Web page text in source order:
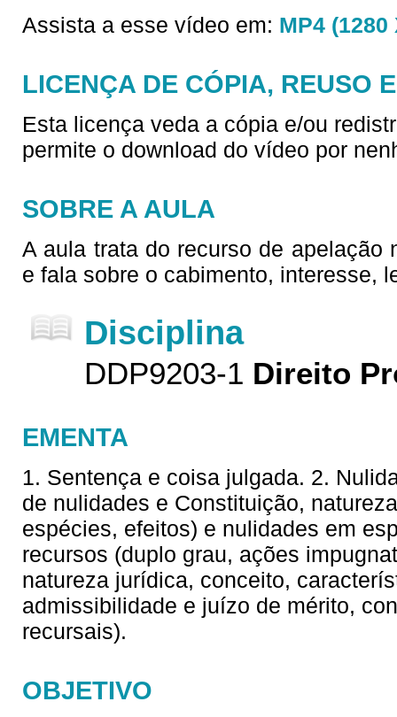
Assista a esse vídeo em: MP4 (1280
LICENÇA DE CÓPIA, REUSO
Esta licença veda a cópia e/ou
permite o download do vídeo por
SOBRE A AULA
A aula trata do recurso de apelação
e fala sobre o cabimento, interesse,
Disciplina
DDP9203-1 Direito
EMENTA
1. Sentença e coisa julgada. 2.
de nulidades e Constituição,
espécies, efeitos) e nulidades em
recursos (duplo grau, ações
natureza jurídica, conceito,
admissibilidade e juízo de mérito,
recursais).
OBJETIVO